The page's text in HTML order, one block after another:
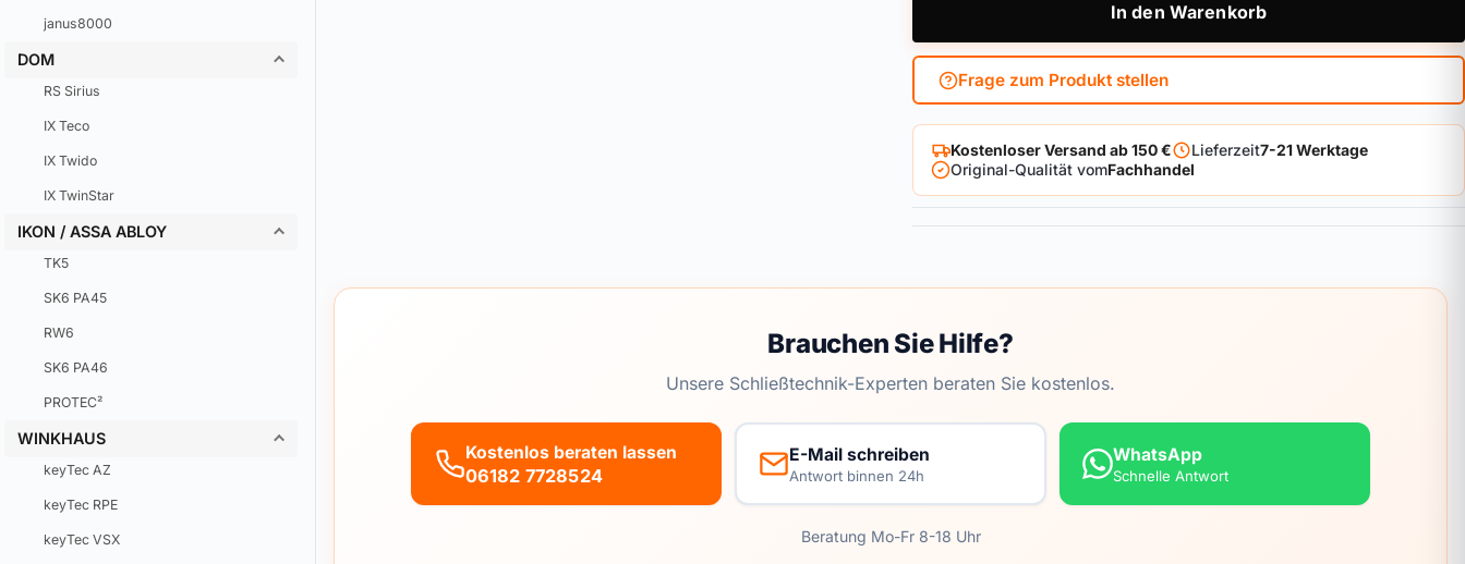
janus8000
DOM
RS Sirius
IX Teco
IX Twido
IX TwinStar
IKON / ASSA ABLOY
TK5
SK6 PA45
RW6
SK6 PA46
PROTEC²
WINKHAUS
keyTec AZ
keyTec RPE
keyTec VSX
In den Warenkorb
Frage zum Produkt stellen
Kostenloser Versand ab 150 € Lieferzeit7-21 Werktage
Original-Qualität vomFachhandel
Brauchen Sie Hilfe?
Unsere Schließtechnik-Experten beraten Sie kostenlos.
Kostenlos beraten lassen
06182 7728524
E-Mail schreiben
Antwort binnen 24h
WhatsApp
Schnelle Antwort
Beratung Mo-Fr 8-18 Uhr